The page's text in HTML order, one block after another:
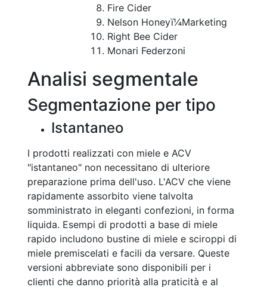
Fire Cider
Nelson Honeyï¼Marketing
Right Bee Cider
Monari Federzoni
Analisi segmentale
Segmentazione per tipo
Istantaneo
I prodotti realizzati con miele e ACV
"istantaneo" non necessitano di ulteriore
preparazione prima dell'uso. L'ACV che viene
rapidamente assorbito viene talvolta
somministrato in eleganti confezioni, in forma
liquida. Esempi di prodotti a base di miele
rapido includono bustine di miele e sciroppi di
miele premiscelati e facili da versare. Queste
versioni abbreviate sono disponibili per i
clienti che danno priorità alla praticità e al